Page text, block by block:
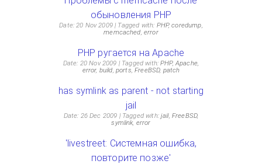
обыновления PHP
Date: 20 Nov 2009 Tagged with: PHP,coredump,
memcached, error
PHP ругается на Apache
Date: 20 Nov 2009 Tagged with:PHP,Apache,
error, build, ports,FreeBSD, patch
has symlink as parent - not starting
jail
Date: 26 Dec 2009 Tagged with:jail, FreeBSD,
symlink, error
'livestreet: Системная ошибка,
повторите позже'